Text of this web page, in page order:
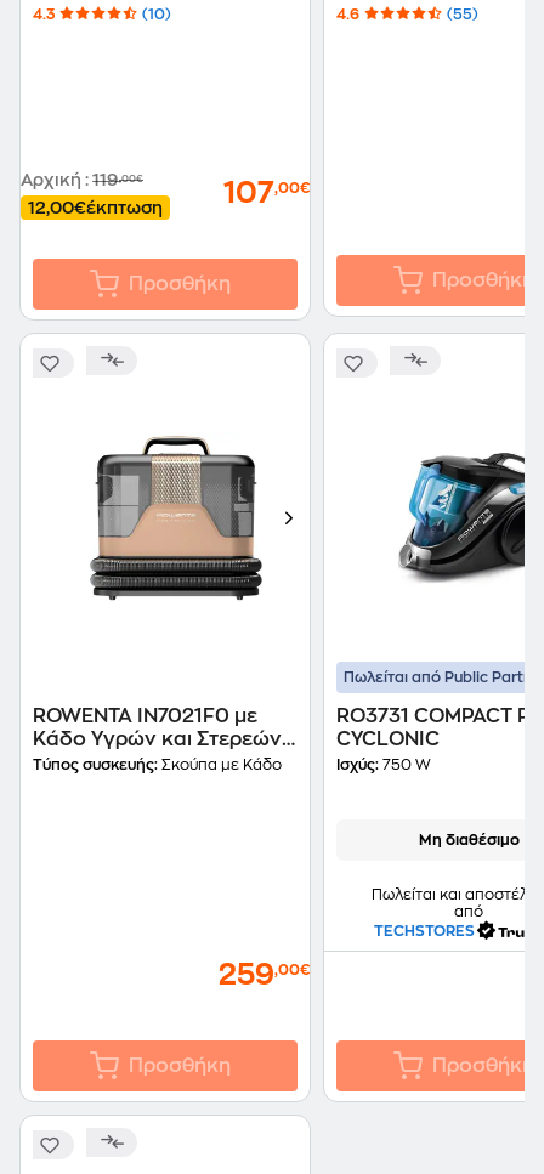
4.3 (10)
Αρχική : 119,00€
12,00€έκπτωση 107,00€
Προσθήκη
4.6 (55)
Προσθήκη
ROWENTA IN7021F0 με
Κάδο Υγρών και Στερεών
Μπρονζέ Ηλεκτρική
Τύπος συσκευής: Σκούπα με Κάδο
259,00€
Προσθήκη
Πωλείται από Public
RO3731 COMPACT
CYCLONIC
Ισχύς: 750 W
Μη διαθέσιμο
Πωλείται και
από
TECHSTORES
Προσθήκη